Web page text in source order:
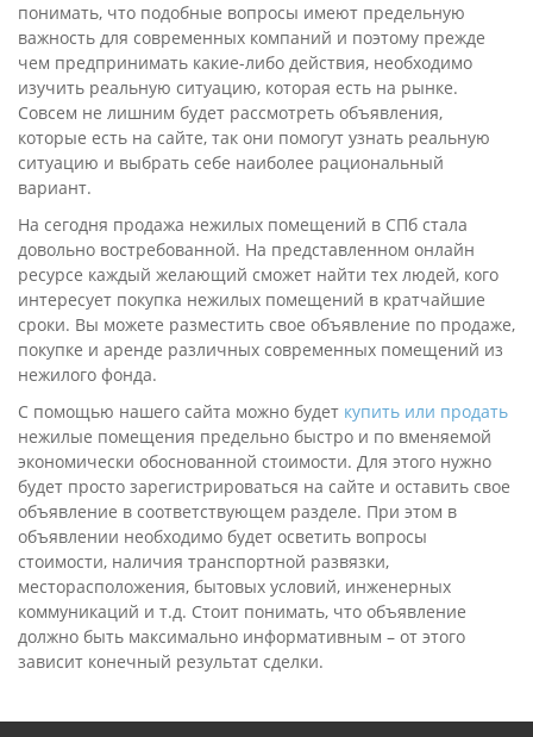
понимать, что подобные вопросы имеют предельную
важность для современных компаний и поэтому прежде
чем предпринимать какие-либо действия, необходимо
изучить реальную ситуацию, которая есть на рынке.
Совсем не лишним будет рассмотреть объявления,
которые есть на сайте, так они помогут узнать реальную
ситуацию и выбрать себе наиболее рациональный
вариант.
На сегодня продажа нежилых помещений в СПб стала
довольно востребованной. На представленном онлайн
ресурсе каждый желающий сможет найти тех людей, кого
интересует покупка нежилых помещений в кратчайшие
сроки. Вы можете разместить свое объявление по продаже,
покупке и аренде различных современных помещений из
нежилого фонда.
С помощью нашего сайта можно будет купить или продать
нежилые помещения предельно быстро и по вменяемой
экономически обоснованной стоимости. Для этого нужно
будет просто зарегистрироваться на сайте и оставить свое
объявление в соответствующем разделе. При этом в
объявлении необходимо будет осветить вопросы
стоимости, наличия транспортной развязки,
месторасположения, бытовых условий, инженерных
коммуникаций и т.д. Стоит понимать, что объявление
должно быть максимально информативным – от этого
зависит конечный результат сделки.